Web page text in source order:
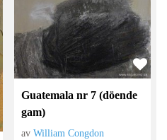
Guatemala nr 7 (döende
gam)
avWilliam Congdon